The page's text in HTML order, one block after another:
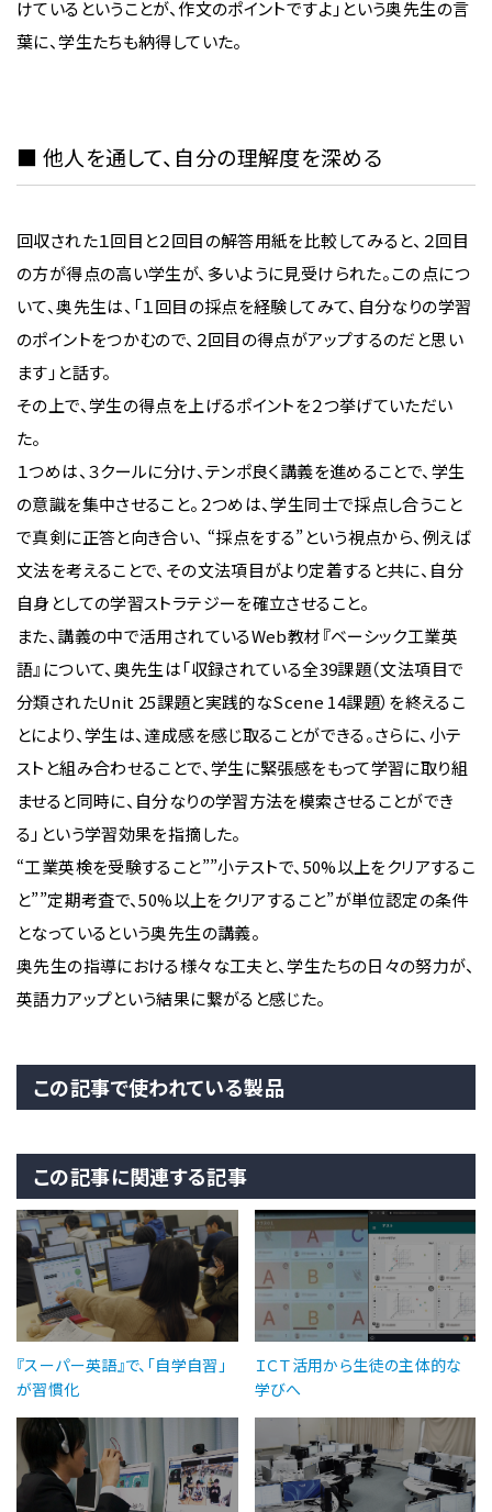
けているということが、作文のポイントですよ」という奥先生の言
葉に、学生たちも納得していた。
■ 他人を通して、自分の理解度を深める
回収された１回目と２回目の解答用紙を比較してみると、２回目
の方が得点の高い学生が、多いように見受けられた。この点につ
いて、奥先生は、「１回目の採点を経験してみて、自分なりの学習
のポイントをつかむので、２回目の得点がアップするのだと思い
ます」と話す。
その上で、学生の得点を上げるポイントを２つ挙げていただい
た。
１つめは、３クールに分け、テンポ良く講義を進めることで、学生
の意識を集中させること。２つめは、学生同士で採点し合うこと
で真剣に正答と向き合い、 “採点をする”という視点から、例えば
文法を考えることで、その文法項目がより定着すると共に、自分
自身としての学習ストラテジーを確立させること。
また、講義の中で活用されているWeb教材『ベーシック工業英
語』について、奥先生は「収録されている全39課題（文法項目で
分類されたUnit 25課題と実践的なScene 14課題）を終えるこ
とにより、学生は、達成感を感じ取ることができる。さらに、小テ
ストと組み合わせることで、学生に緊張感をもって学習に取り組
ませると同時に、自分なりの学習方法を模索させることができ
る」という学習効果を指摘した。
“工業英検を受験すること””小テストで、50%以上をクリアするこ
と””定期考査で、50%以上をクリアすること”が単位認定の条件
となっているという奥先生の講義。
奥先生の指導における様々な工夫と、学生たちの日々の努力が、
英語力アップという結果に繋がると感じた。
この記事で使われている製品
この記事に関連する記事
『スーパー英語』で、「自学自習」
が習慣化
ＩＣＴ活用から生徒の主体的な
学びへ